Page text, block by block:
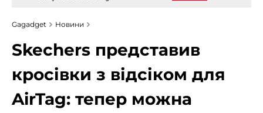
Gagadget Новини
Skechers представив
кросівки з відсіком для
AirTag: тепер можна